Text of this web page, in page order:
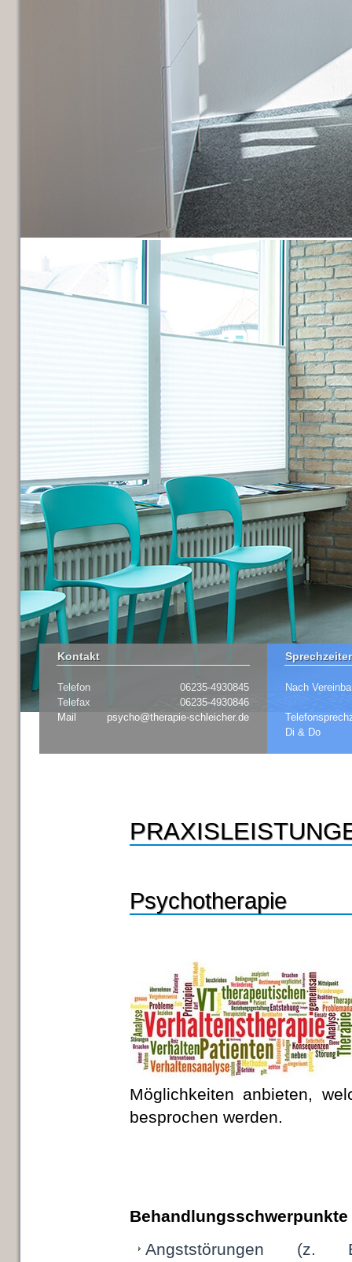
Kontakt
Telefon
06235-4930845
Telefax
06235-4930846
Mail
psycho@therapie-schleicher.de
Nach
Di & Do
Psychotherapie
Möglichkeiten anbieten,
besprochen werden.
Angststörungen (z.